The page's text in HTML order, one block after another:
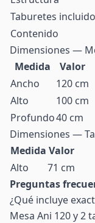
Taburetes
Contenido
Dimensiones —
Medida
Valor
Ancho
120 cm
Alto
100 cm
Profundo40 cm
Dimensiones —
Medida Valor
Alto
71 cm
Preguntas
¿Qué incluye
Mesa Ani 120 y 2